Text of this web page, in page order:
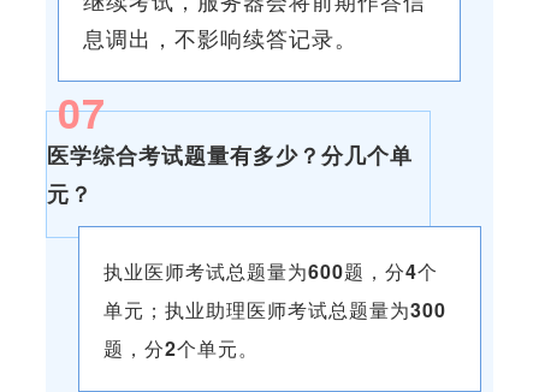
息调出，不影响续答记录。
07
医学综合考试题量有多少？分几个单
元？
执业医师考试总题量为600题，分4个
单元；执业助理医师考试总题量为300
题，分2个单元。